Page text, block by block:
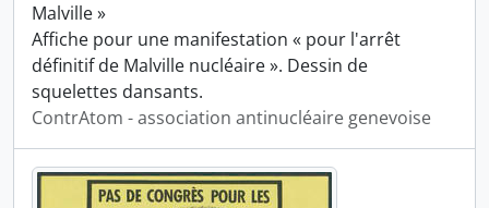
Malville »
Affiche pour une manifestation « pour l'arrêt
définitif de Malville nucléaire ». Dessin de
squelettes dansants.
ContrAtom - association antinucléaire genevoise